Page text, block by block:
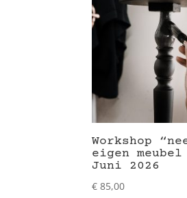
Workshop
eigen meubel
Juni 2026
€ 85,00